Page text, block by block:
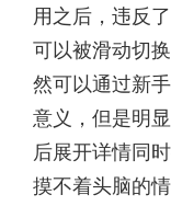
用之后，违反
可以被滑动切
然可以通过新
意义，但是明
后展开详情同
摸不着头脑的情